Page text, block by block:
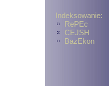
Indeksowanie:
RePEc
CEJSH
BazEkon